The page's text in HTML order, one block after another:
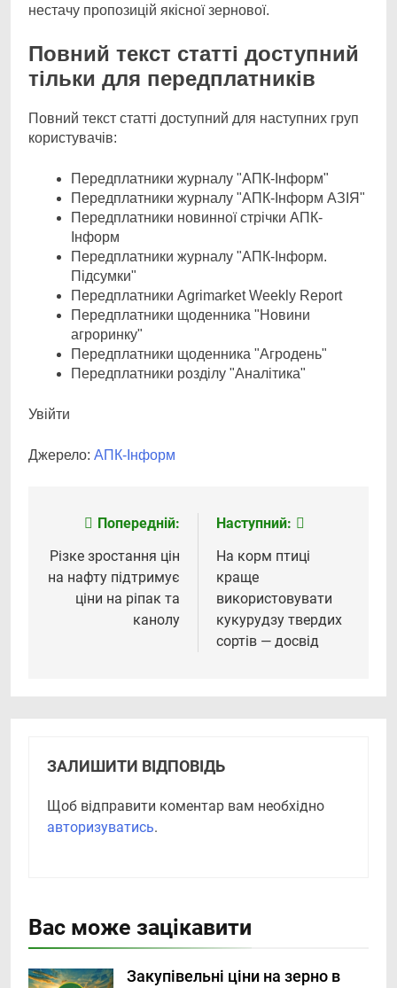
нестачу пропозицій якісної зернової.
Повний текст статті доступний
тільки для передплатників
Повний текст статті доступний для наступних груп
користувачів:
Передплатники журналу "АПК-Інформ"
Передплатники журналу "АПК-Інформ АЗІЯ"
Передплатники новинної стрічки АПК-
Інформ
Передплатники журналу "АПК-Інформ.
Підсумки"
Передплатники Agrimarket Weekly Report
Передплатники щоденника "Новини
агроринку"
Передплатники щоденника "Агродень"
Передплатники розділу "Аналітика"
Увійти
Джерело: АПК-Інформ
Навігація
записів
Попередній:
Різке зростання цін
на нафту підтримує
ціни на ріпак та
канолу
Наступний:
На корм птиці
краще
використовувати
кукурудзу твердих
сортів — досвід
ЗАЛИШИТИ ВІДПОВІДЬ
Щоб відправити коментар вам необхідно
авторизуватись.
Вас може зацікавити
Закупівельні ціни на зерно в